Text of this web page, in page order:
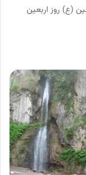
(ع) روز اربعین